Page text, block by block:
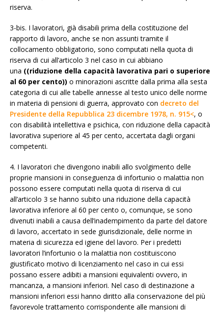
riserva.
3-bis. I lavoratori, già disabili prima della costituzione del
rapporto di lavoro, anche se non assunti tramite il
collocamento obbligatorio, sono computati nella quota di
riserva di cui all’articolo 3 nel caso in cui abbiano
una ((riduzione della capacità lavorativa pari o superiore
al 60 per cento)) o minorazioni ascritte dalla prima alla sesta
categoria di cui alle tabelle annesse al testo unico delle norme
in materia di pensioni di guerra, approvato con decreto del
Presidente della Repubblica 23 dicembre 1978, n. 915<, o
con disabilità intellettiva e psichica, con riduzione della capacità
lavorativa superiore al 45 per cento, accertata dagli organi
competenti.
4. I lavoratori che divengono inabili allo svolgimento delle
proprie mansioni in conseguenza di infortunio o malattia non
possono essere computati nella quota di riserva di cui
all’articolo 3 se hanno subito una riduzione della capacità
lavorativa inferiore al 60 per cento o, comunque, se sono
divenuti inabili a causa dell’inadempimento da parte del datore
di lavoro, accertato in sede giurisdizionale, delle norme in
materia di sicurezza ed igiene del lavoro. Per i predetti
lavoratori l’infortunio o la malattia non costituiscono
giustificato motivo di licenziamento nel caso in cui essi
possano essere adibiti a mansioni equivalenti ovvero, in
mancanza, a mansioni inferiori. Nel caso di destinazione a
mansioni inferiori essi hanno diritto alla conservazione del più
favorevole trattamento corrispondente alle mansioni di